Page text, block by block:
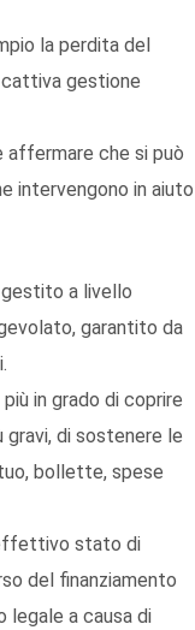
la perdita del
cattiva gestione
affermare che si può
intervengono in aiuto
a livello
garantito da
in grado di coprire
di sostenere le
bollette, spese
stato di
del finanziamento
legale a causa di